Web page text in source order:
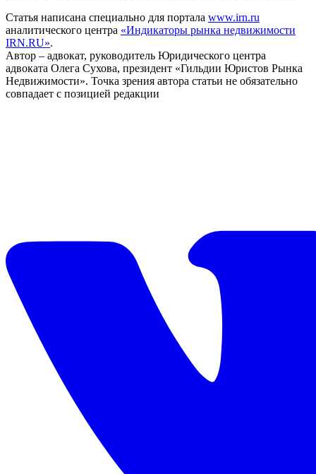
Статья написана специально для портала www.irn.ru
аналитического центра «Индикаторы рынка недвижимости
IRN.RU».
Автор – адвокат, руководитель Юридического центра
адвоката Олега Сухова, президент «Гильдии Юристов Рынка
Недвижимости». Точка зрения автора статьи не обязательно
совпадает с позицией редакции